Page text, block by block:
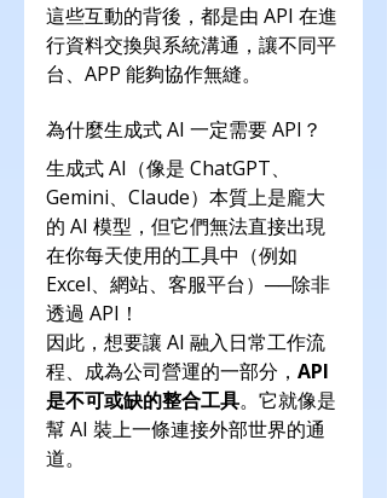
這些互動的背後，都是由 API 在進
行資料交換與系統溝通，讓不同平
台、APP 能夠協作無縫。
為什麼生成式 AI 一定需要 API？
生成式 AI（像是 ChatGPT、
Gemini、Claude）本質上是龐大
的 AI 模型，但它們無法直接出現
在你每天使用的工具中（例如
Excel、網站、客服平台）──除非
透過 API！
因此，想要讓 AI 融入日常工作流
程、成為公司營運的一部分， API
是不可或缺的整合工具。它就像是
幫 AI 裝上一條連接外部世界的通
道。